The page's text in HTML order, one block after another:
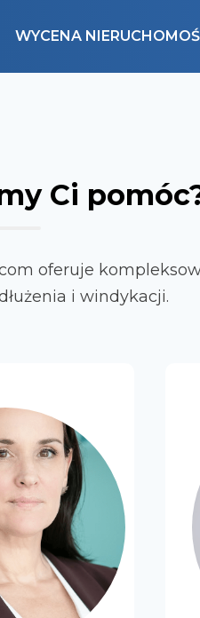
WYCENA
Ci
oferuje
i windykacji.